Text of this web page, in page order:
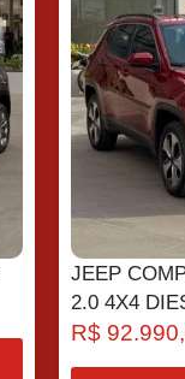
JEEP
2.0 4X4
R$